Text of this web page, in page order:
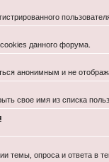
данного форума.
анонимным и не
свое имя из списка
темы, опроса и ответа в